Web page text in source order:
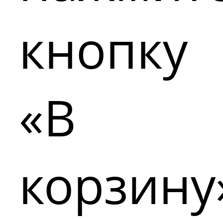
кнопку
«В